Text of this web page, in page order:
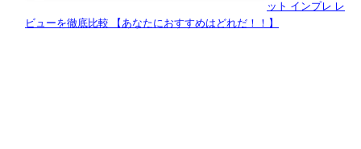
ット インプレ レ
ビューを徹底比較 【あなたにおすすめはどれだ！！】